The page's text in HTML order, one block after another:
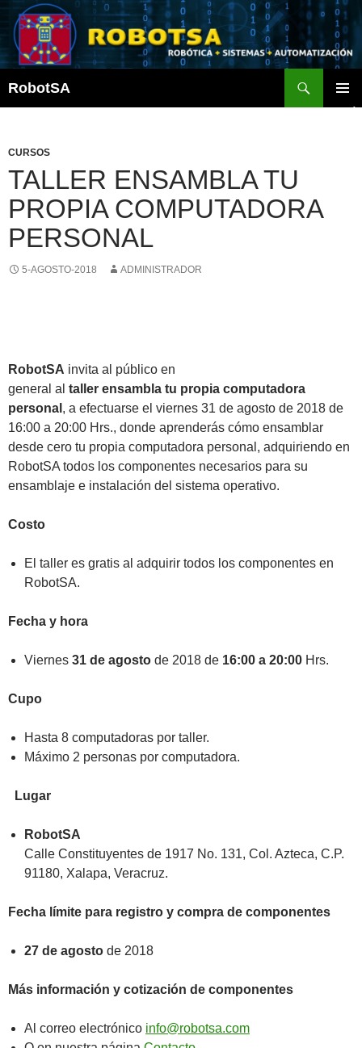
Saltar
contenido
RobotSA
CURSOS
TALLER ENSAMBLA TU
PROPIA COMPUTADORA
PERSONAL
5-AGOSTO-2018 ADMINISTRADOR
RobotSA invita al público en
general al taller ensambla tu propia computadora
personal , a efectuarse el viernes 31 de agosto de 2018 de
16:00 a 20:00 Hrs., donde aprenderás cómo ensamblar
desde cero tu propia computadora personal, adquiriendo en
RobotSA todos los componentes necesarios para su
ensamblaje e instalación del sistema operativo.
Costo
El taller es gratis al adquirir todos los componentes en
RobotSA.
Fecha y hora
Viernes 31 de agosto de 2018 de 16:00 a 20:00 Hrs.
Cupo
Hasta 8 computadoras por taller.
Máximo 2 personas por computadora.
Lugar
RobotSA
Calle Constituyentes de 1917 No. 131, Col. Azteca, C.P.
91180, Xalapa, Veracruz.
Fecha límite para registro y compra de componentes
27 de agosto de 2018
Más información y cotización de componentes
Al correo electrónico info@robotsa.com